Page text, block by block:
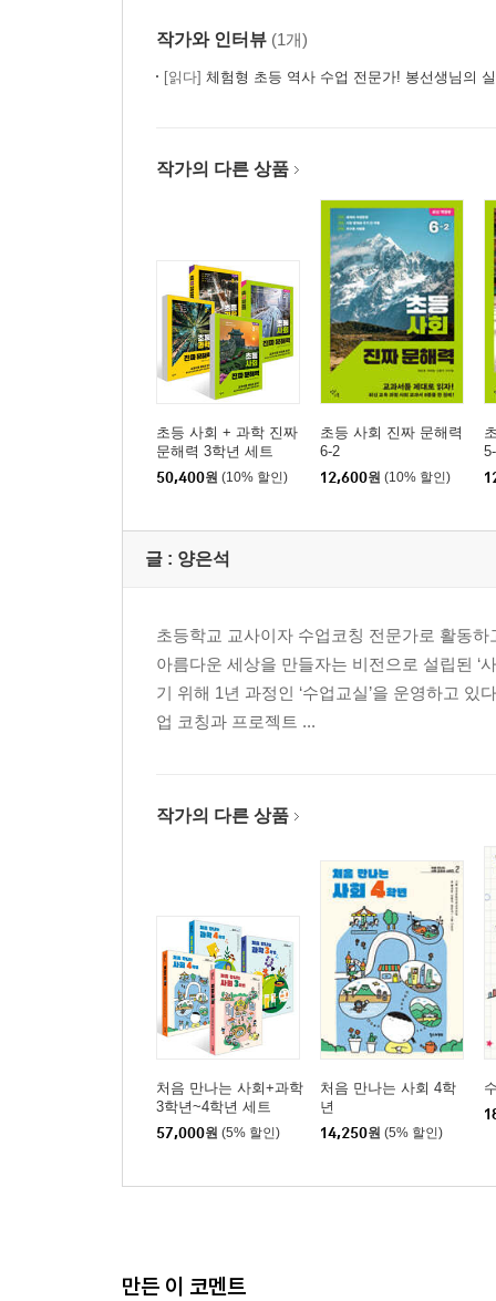
작가와 인터뷰 (1개)
[읽다] 체험형 초등 역사 수업 전문가! 봉선생님의 실제
작가의 다른 상품
초등 사회 + 과학 진짜
문해력 3학년 세트
50,400원 (10% 할인)
초등 사회 진짜 문해력
6-2
12,600원 (10% 할인)
글 : 양은석
초등학교 교사이자 수업코칭 전문가로 활동
아름다운 세상을 만들자는 비전으로 설립된 ‘
기 위해 1년 과정인 ‘수업교실’을 운영하고
업 코칭과 프로젝트 ...
작가의 다른 상품
처음 만나는 사회+과학
3학년~4학년 세트
57,000원 (5% 할인)
처음 만나는 사회 4학
년
14,250원 (5% 할인)
만든 이 코멘트